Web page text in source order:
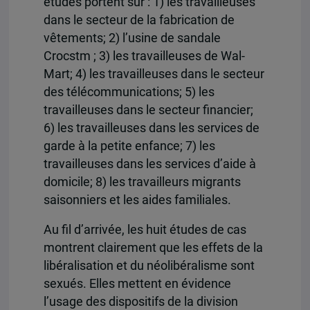
dans le secteur de la fabrication de
vêtements; 2) l’usine de sandale
Crocstm ; 3) les travailleuses de Wal-
Mart; 4) les travailleuses dans le secteur
des télécommunications; 5) les
travailleuses dans le secteur financier;
6) les travailleuses dans les services de
garde à la petite enfance; 7) les
travailleuses dans les services d’aide à
domicile; 8) les travailleurs migrants
saisonniers et les aides familiales.
Au fil d’arrivée, les huit études de cas
montrent clairement que les effets de la
libéralisation et du néolibéralisme sont
sexués. Elles mettent en évidence
l’usage des dispositifs de la division